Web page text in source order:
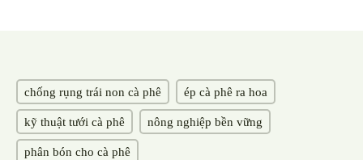
chống rụng trái non cà phê ép cà phê ra hoa
kỹ thuật tưới cà phê nông nghiệp bền vững
phân bón cho cà phê